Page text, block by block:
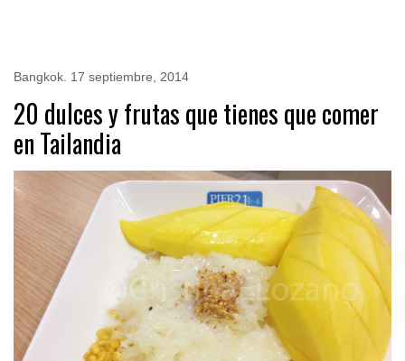
Bangkok 17 septiembre, 2014
20 dulces y frutas que tienes que comer
en Tailandia